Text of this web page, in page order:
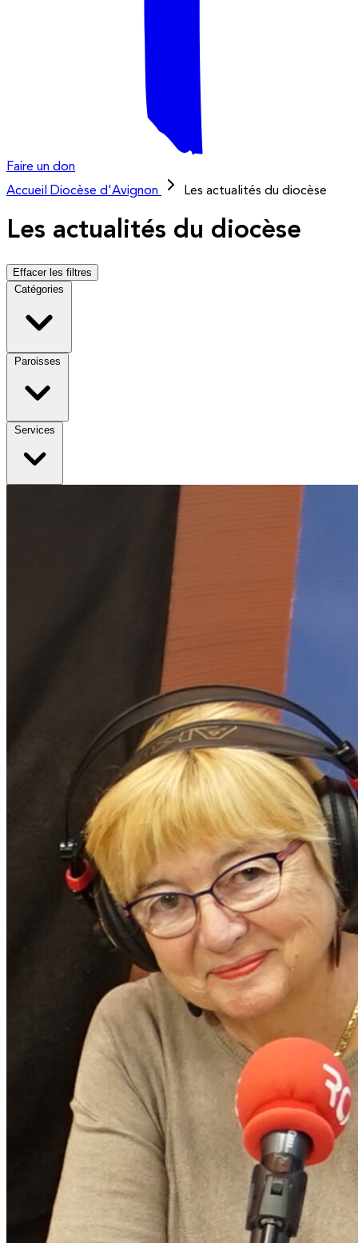
Faire un don
Accueil
Diocèse d'Avignon Les actualités du diocèse
Les actualités du diocèse
Effacer les filtres
Catégories
Paroisses
Services